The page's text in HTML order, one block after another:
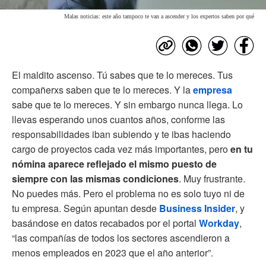
Malas noticias: este año tampoco te van a ascender y los expertos saben por qué
El maldito ascenso. Tú sabes que te lo mereces. Tus
compañerxs saben que te lo mereces. Y laempresa
sabe que te lo mereces. Y sin embargo nunca llega. Lo
llevas esperando unos cuantos años, conforme las
responsabilidades iban subiendo y te ibas haciendo
cargo de proyectos cada vez más importantes, peroen tu
nómina aparece reflejado el mismo puesto de
siempre con las mismas condiciones. Muy frustrante.
No puedes más. Pero el problema no es solo tuyo ni de
tu empresa. Según apuntan desde Business Insider, y
basándose en datos recabados por el portal Workday,
“las compañías de todos los sectores ascendieron a
menos empleados en 2023 que el año anterior”.